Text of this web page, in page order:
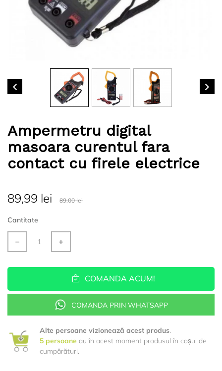
Ampermetru digital
masoara curentul fara
contact cu firele electrice
89,99 lei 89,00 lei
Cantitate
COMANDA ACUM!
COMANDA PRIN WHATSAPP
Alte persoane vizionează acest produs.
5 persoane au în acest moment produsul în coșul de
cumpărături.